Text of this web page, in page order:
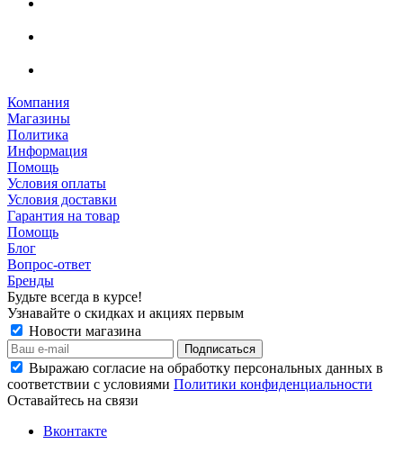
Компания
Магазины
Политика
Информация
Помощь
Условия оплаты
Условия доставки
Гарантия на товар
Помощь
Блог
Вопрос-ответ
Бренды
Будьте всегда в курсе!
Узнавайте о скидках и акциях первым
Новости магазина
Выражаю согласие на обработку персональных данных в
соответствии с условиями Политики конфиденциальности
Оставайтесь на связи
Вконтакте